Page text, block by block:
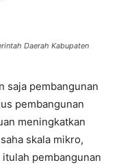
Daerah Kabupaten
saja pembangunan
pembangunan
meningkatkan
skala mikro,
pembangunan